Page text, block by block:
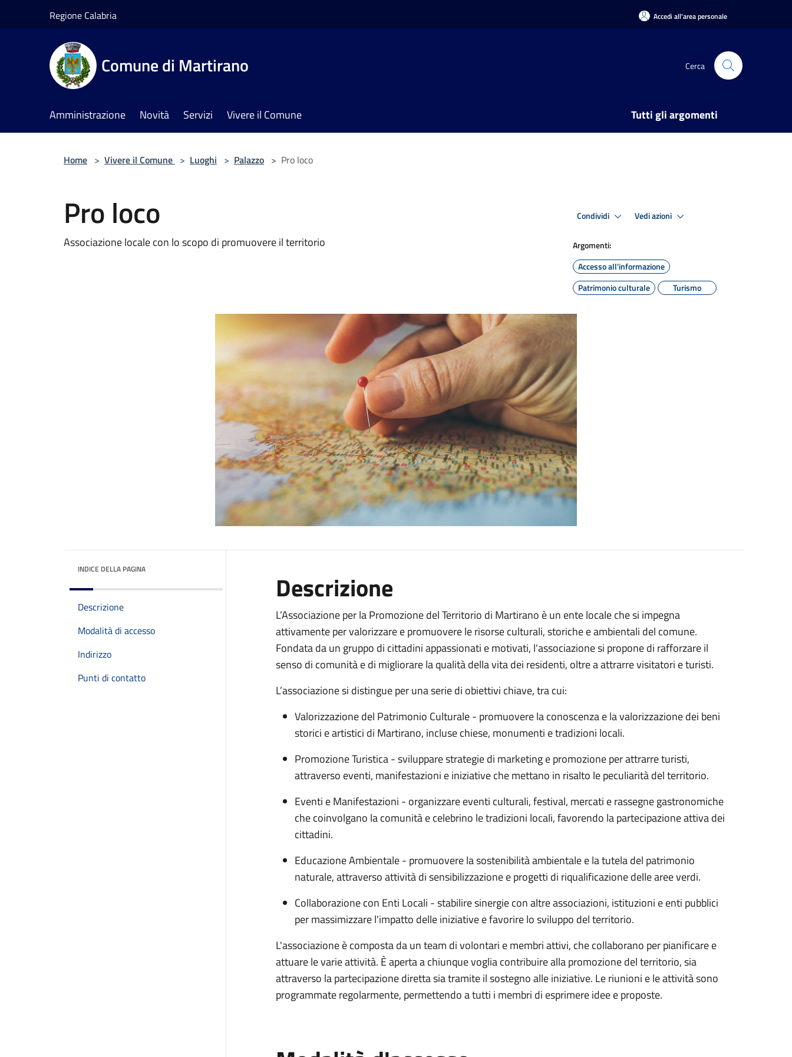
Regione Calabria Accedi all'area personale
Comune di Martirano Cerca
Amministrazione Novità Servizi Vivere il Comune Tutti gli argomenti
Home > Vivere il Comune > Luoghi > Palazzo > Pro loco
Pro loco
Associazione locale con lo scopo di promuovere il territorio
Condividi Vedi azioni
Argomenti:
Accesso all'informazione
Patrimonio culturale
Turismo
INDICE DELLA PAGINA
Descrizione
Modalità di accesso
Indirizzo
Punti di contatto
Descrizione
L’Associazione per la Promozione del Territorio di Martirano è un ente locale che si impegna
attivamente per valorizzare e promuovere le risorse culturali, storiche e ambientali del comune.
Fondata da un gruppo di cittadini appassionati e motivati, l'associazione si propone di rafforzare il
senso di comunità e di migliorare la qualità della vita dei residenti, oltre a attrarre visitatori e turisti.
L’associazione si distingue per una serie di obiettivi chiave, tra cui:
Valorizzazione del Patrimonio Culturale - promuovere la conoscenza e la valorizzazione dei beni
storici e artistici di Martirano, incluse chiese, monumenti e tradizioni locali.
Promozione Turistica - sviluppare strategie di marketing e promozione per attrarre turisti,
attraverso eventi, manifestazioni e iniziative che mettano in risalto le peculiarità del territorio.
Eventi e Manifestazioni - organizzare eventi culturali, festival, mercati e rassegne gastronomiche
che coinvolgano la comunità e celebrino le tradizioni locali, favorendo la partecipazione attiva dei
cittadini.
Educazione Ambientale - promuovere la sostenibilità ambientale e la tutela del patrimonio
naturale, attraverso attività di sensibilizzazione e progetti di riqualificazione delle aree verdi.
Collaborazione con Enti Locali - stabilire sinergie con altre associazioni, istituzioni e enti pubblici
per massimizzare l'impatto delle iniziative e favorire lo sviluppo del territorio.
L'associazione è composta da un team di volontari e membri attivi, che collaborano per pianificare e
attuare le varie attività. È aperta a chiunque voglia contribuire alla promozione del territorio, sia
attraverso la partecipazione diretta sia tramite il sostegno alle iniziative. Le riunioni e le attività sono
programmate regolarmente, permettendo a tutti i membri di esprimere idee e proposte.